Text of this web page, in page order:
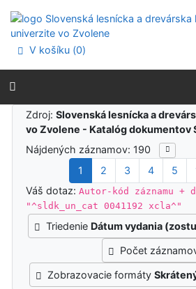
Prejsť na menu
Prehlásenie o webovej prístupnosti
V košíku (0)
Výsledky
Zdroj:Slovenská lesnícka a
vo Zvolene - Katalóg dokumentov
Nájdených záznamov: 190
1
2 3 4 5
Váš dotaz:Autor-kód záznamu +
"^sldk_un_cat 0041192 xcla^"
Triedenie Dátum vydania
Počet
Zobrazovacie formáty